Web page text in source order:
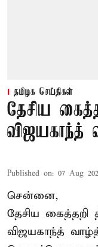
தமிழக செய்திகள்
தேசிய
விஜயகாந்த்
Published on: 07 Aug
சென்னை,
தேசிய கைத்தறி
விஜயகாந்த்